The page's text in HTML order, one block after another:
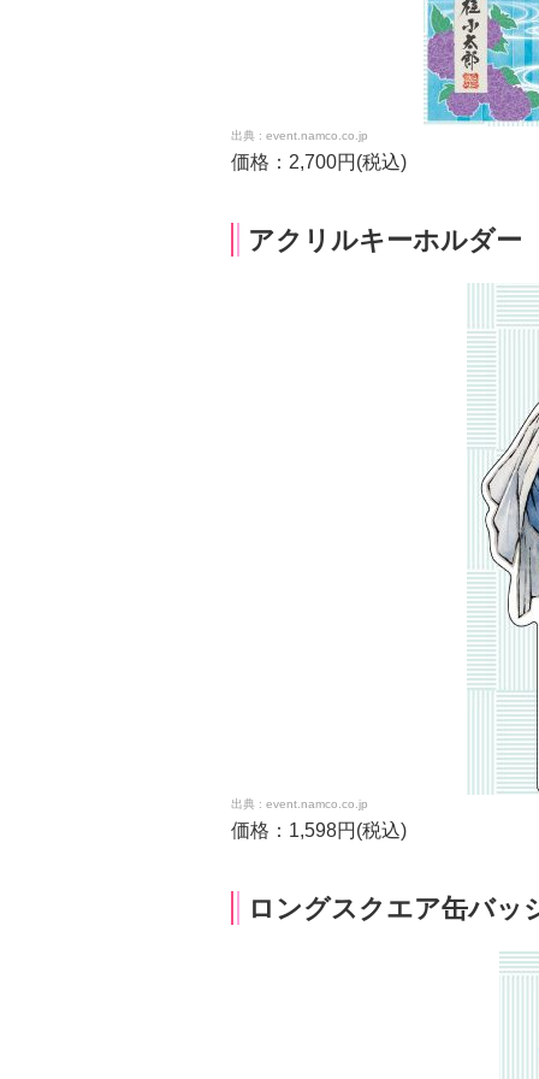
event.namco.co.jp
価格：2,700円(税込)
アクリルキーホルダ
event.namco.co.jp
価格：1,598円(税込)
ロングスクエア缶バ